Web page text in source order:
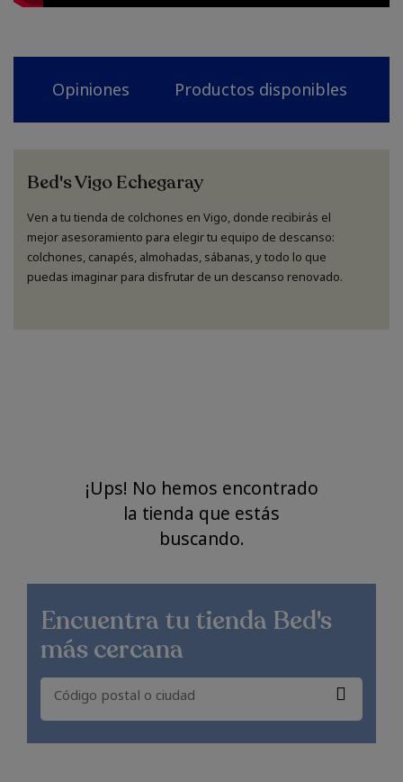
Opiniones Productos disponibles
Bed's Vigo Echegaray
Ven a tu tienda de colchones en Vigo, donde recibirás el
mejor asesoramiento para elegir tu equipo de descanso:
colchones, canapés, almohadas, sábanas, y todo lo que
puedas imaginar para disfrutar de un descanso renovado.
¡Ups! No hemos encontrado
la tienda que estás
buscando.
Encuentra tu tienda Bed's
más cercana